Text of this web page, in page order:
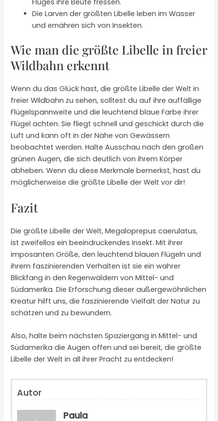
Fluges ihre Beute fressen.
Die Larven der größten Libelle leben im Wasser
und ernähren sich von Insekten.
Wie man die größte Libelle in freier
Wildbahn erkennt
Wenn du das Glück hast, die größte Libelle der Welt in
freier Wildbahn zu sehen, solltest du auf ihre auffällige
Flügelspannweite und die leuchtend blaue Farbe ihrer
Flügel achten. Sie fliegt schnell und geschickt durch die
Luft und kann oft in der Nähe von Gewässern
beobachtet werden. Halte Ausschau nach den großen
grünen Augen, die sich deutlich von ihrem Körper
abheben. Wenn du diese Merkmale bemerkst, hast du
möglicherweise die größte Libelle der Welt vor dir!
Fazit
Die größte Libelle der Welt, Megaloprepus caerulatus,
ist zweifellos ein beeindruckendes Insekt. Mit ihrer
imposanten Größe, den leuchtend blauen Flügeln und
ihrem faszinierenden Verhalten ist sie ein wahrer
Blickfang in den Regenwäldern von Mittel- und
Südamerika. Die Erforschung dieser außergewöhnlichen
Kreatur hilft uns, die faszinierende Vielfalt der Natur zu
schätzen und zu bewundern.
Also, halte beim nächsten Spaziergang in Mittel- und
Südamerika die Augen offen und sei bereit, die größte
Libelle der Welt in all ihrer Pracht zu entdecken!
Autor
Paula